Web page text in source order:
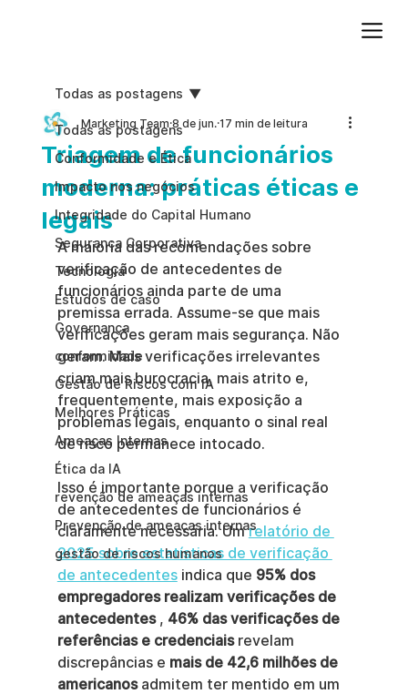
Todas as postagens
Conformidade e Ética
Impacto nos negócios
Integridade do Capital Humano
Segurança Corporativa
Tecnologia
Estudos de caso
Governança
conformidade
Gestão de Riscos com IA
Melhores Práticas
Ameaças Internas
Ética da IA
revenção de ameaças internas
Prevenção de ameaças internas
gestão de riscos humanos
Todas as postagens
Triagem de funcionários
moderna: práticas éticas e
legais
Marketing Team 8 de jun. 17 min de leitura
A maioria das recomendações sobre
verificação de antecedentes de
funcionários ainda parte de uma
premissa errada. Assume-se que mais
verificações geram mais segurança. Não
geram. Mais verificações irrelevantes
criam mais burocracia, mais atrito e,
frequentemente, mais exposição a
problemas legais, enquanto o sinal real
de risco permanece intocado.
Isso é importante porque a verificação
de antecedentes de funcionários é
claramente necessária. Um relatório de
2025 sobre estatísticas de verificação
de antecedentes indica que 95% dos
empregadores realizam verificações de
antecedentes , 46% das verificações de
referências e credenciais revelam
discrepâncias e mais de 42,6 milhões de
americanos admitem ter mentido em um